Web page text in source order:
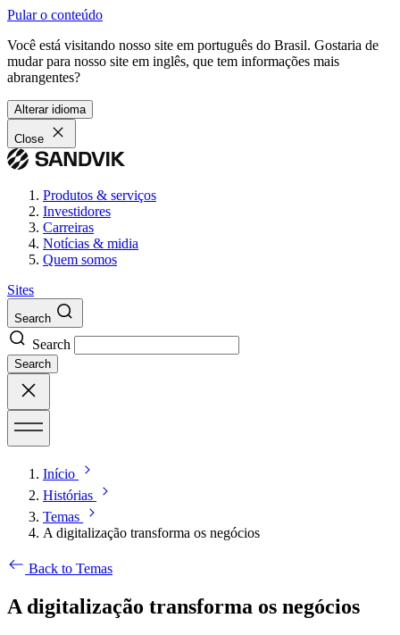
Pular o conteúdo
Você está visitando nosso site em português do Brasil. Gostaria de
mudar para nosso site em inglês, que tem informações mais
abrangentes?
Alterar idioma
Close
Produtos & serviços
Investidores
Carreiras
Notícias & midia
Quem somos
Sites
Search
Search
Search
Início
Histórias
Temas
A digitalização transforma os negócios
Back to Temas
A digitalização transforma os negócios